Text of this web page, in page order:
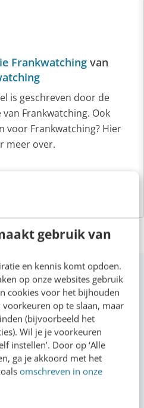
gebruik van
en kennis komt opdoen.
op onze websites gebruik
cookies voor het bijhouden
op te slaan, maar
(bijvoorbeeld het
Wil je je voorkeuren
instellen’. Door op ‘Alle
ga je akkoord met het
omschreven in onze
Frankwatching van
is geschreven door de
van Frankwatching. Ook
voor Frankwatching? Hier
meer over.
meer kennis?
Waarom een PDF niet